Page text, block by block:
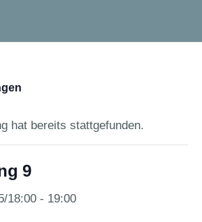
hat bereits stattgefunden.
9
18:00 - 19:00